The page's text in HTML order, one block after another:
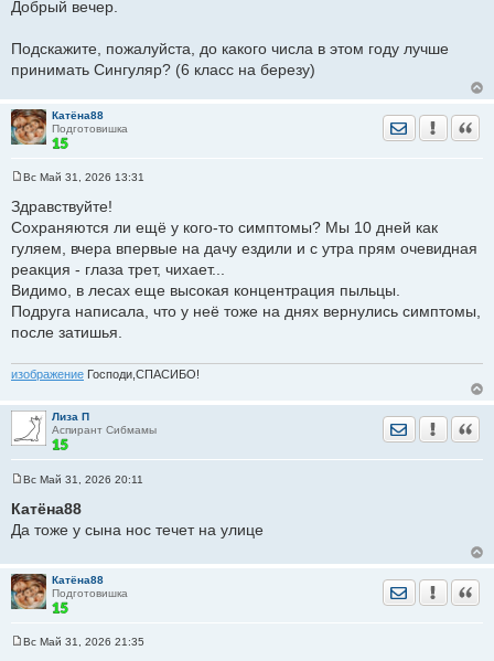
дозировка, и принимают, как правило, до конца мая.
Сын на АСИТ последний 5-ый год, принимает ещё. Всегда
т-т-т сын перенес её замечательно, собственно как и все
о
е
н
Добрый вечер.
Подскажите, пожалуйста, до какого числа в этом году лучше
принимать Сингуляр? (6 класс на березу)
Катёна88
Подготовишка
Отправить
о
б
е
н
е
Вс Май 31, 2026 13:31
Здравствуйте!
Сохраняются ли ещё у кого-то симптомы? Мы 10 дней как
гуляем, вчера впервые на дачу ездили и с утра прям очевидная
реакция - глаза трет, чихает...
Видимо, в лесах еще высокая концентрация пыльцы.
Подруга написала, что у неё тоже на днях вернулись симптомы,
после затишья.
изображение Господи,СПАСИБО!
Лиза П
Аспирант Сибмамы
Отправить
о
б
и
е
Вс Май 31, 2026 20:11
Катёна88
Да тоже у сына нос течет на улице
Катёна88
Подготовишка
Отправить
Вс Май 31, 2026 21:35